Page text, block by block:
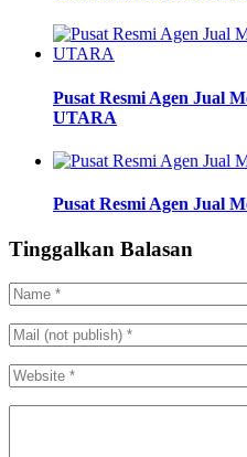
Pusat Resmi Agen Jual
UTARA
Pusat Resmi Agen Jual
Tinggalkan Balasan